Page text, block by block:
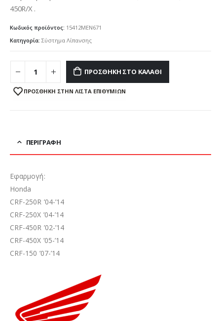
450R/X .
Κωδικός προϊόντος: 15412MEN671
Κατηγορία: Σύστημα Λίπανσης
ΠΡΟΣΘΉΚΗ ΣΤΟ ΚΑΛΆΘΙ
ΠΡΌΣΘΉΚΗ ΣΤΗΝ ΛΊΣΤΑ ΕΠΙΘΥΜΙΏΝ
ΠΕΡΙΓΡΑΦΉ
Εφαρμογή:
Honda
CRF-250R ’04-’14
CRF-250X ’04-’14
CRF-450R ’02-’14
CRF-450X ’05-’14
CRF-150 ’07-’14